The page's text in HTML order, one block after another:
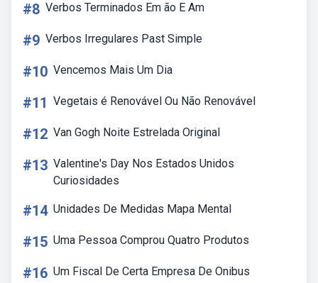
#8 Verbos Terminados Em ão E Am
#9 Verbos Irregulares Past Simple
#10 Vencemos Mais Um Dia
#11 Vegetais é Renovável Ou Não Renovável
#12 Van Gogh Noite Estrelada Original
#13 Valentine's Day Nos Estados Unidos
Curiosidades
#14 Unidades De Medidas Mapa Mental
#15 Uma Pessoa Comprou Quatro Produtos
#16 Um Fiscal De Certa Empresa De Onibus